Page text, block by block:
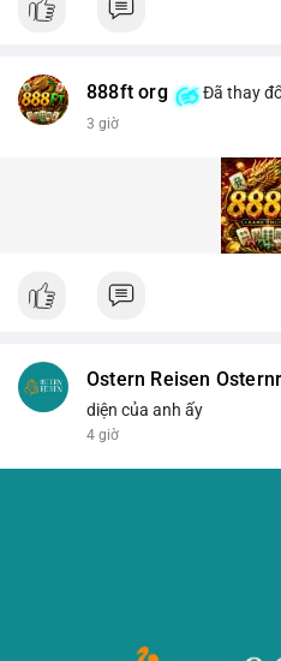
888ft org Đã thay
3 giờ
Ostern Reisen
diện của anh ấy
4 giờ